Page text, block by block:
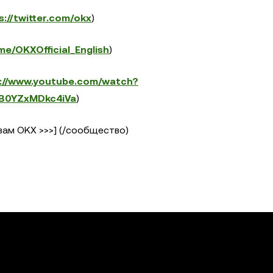
twitter.com/okx)
OKXOfficial_English)
www.youtube.com/watch?
)
OKX >>>] (/сообщество)